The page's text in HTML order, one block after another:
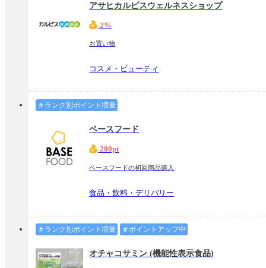
アサヒカルピスウェルネスショップ
2%
お買い物
コスメ・ビューティ
＃ランク別ポイント増量
ベースフード
200pt
ベースフードの初回商品購入
食品・飲料・デリバリー
＃ランク別ポイント増量 ＃ポイントアップ中
オチャコサミン (機能性表示食品)